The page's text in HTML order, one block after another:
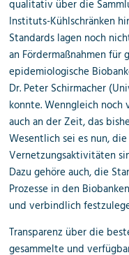
qualitativ über die
Instituts-Kühlschränken
Standards lagen noch
an Fördermaßnahmen
epidemiologische
Dr. Peter Schirmacher
konnte. Wenngleich noch
auch an der Zeit, das
Wesentlich sei es nun,
Vernetzungsaktivitäten
Dazu gehöre auch, die
Prozesse in den
und verbindlich
Transparenz über die
gesammelte und